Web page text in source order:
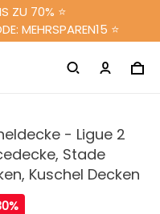
ZU 70% ⭐
MEHRSPAREN15 ⭐
- Ligue 2
Stade
Kuschel Decken